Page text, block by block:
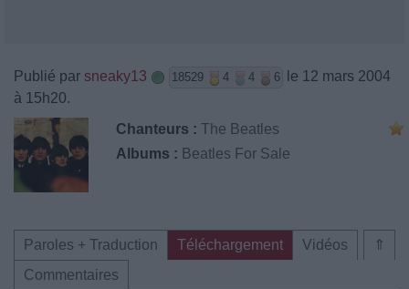
Publié par sneaky13 18529 4 4 6
le 12 mars 2004
à 15h20.
Chanteurs : The Beatles
Albums : Beatles For Sale
⇑
Paroles + Traduction Téléchargement
Vidéos
Commentaires